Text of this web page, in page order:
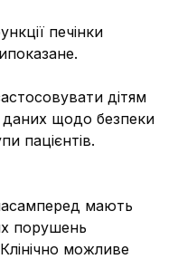
печінки
дітям
даних щодо безпеки
пацієнтів.
мають
порушень
Клінічно можливе